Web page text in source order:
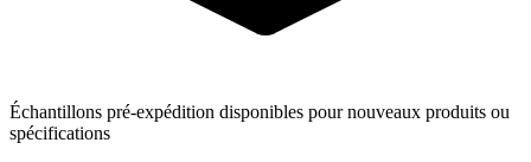
Échantillons pré-expédition disponibles pour nouveaux produits ou
spécifications